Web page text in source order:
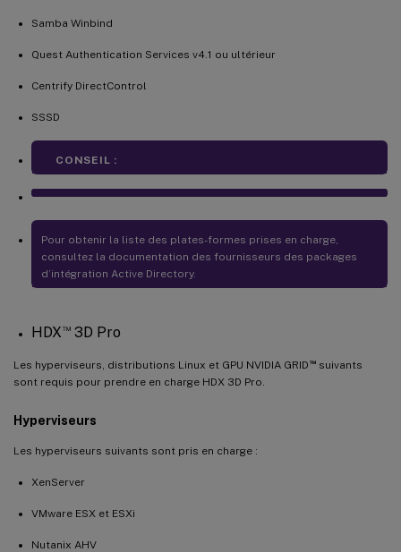
Samba Winbind
Quest Authentication Services v4.1 ou ultérieur
Centrify DirectControl
SSSD
CONSEIL :
Pour obtenir la liste des plates-formes prises en charge,
consultez la documentation des fournisseurs des packages
d’intégration Active Directory.
HDX™3D Pro
Les hyperviseurs, distributions Linux et GPU NVIDIA GRID ™suivants
sont requis pour prendre en charge HDX 3D Pro.
Hyperviseurs
Les hyperviseurs suivants sont pris en charge :
XenServer
VMware ESX et ESXi
Nutanix AHV